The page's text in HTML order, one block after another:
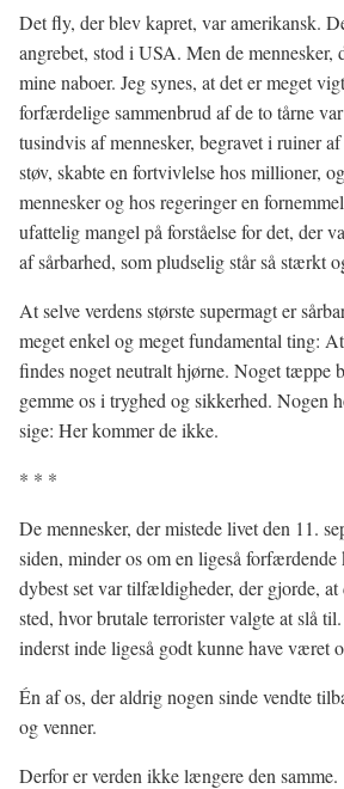
Det fly, der blev kapret, var amerikansk.
angrebet, stod i USA. Men de mennesker,
mine naboer. Jeg synes, at det er meget
forfærdelige sammenbrud af de to tårne
tusindvis af mennesker, begravet i ruiner
støv, skabte en fortvivlelse hos millioner,
mennesker og hos regeringer en
ufattelig mangel på forståelse for det, der
af sårbarhed, som pludselig står så stærkt
At selve verdens største supermagt er
meget enkel og meget fundamental ting:
findes noget neutralt hjørne. Noget tæppe
gemme os i tryghed og sikkerhed. Nogen
sige: Her kommer de ikke.
* * *
De mennesker, der mistede livet den 11.
siden, minder os om en ligeså forfærdende
dybest set var tilfældigheder, der gjorde, at
sted, hvor brutale terrorister valgte at slå
inderst inde ligeså godt kunne have været
Én af os, der aldrig nogen sinde vendte
og venner.
Derfor er verden ikke længere den samme.